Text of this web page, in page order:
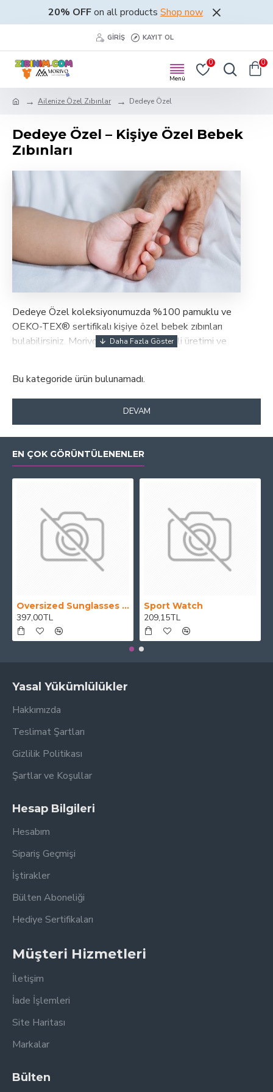
20% OFFon all products Shop now
GIRIŞ KAYIT OL
0 0
Ailenize Özel Zıbınlar Dedeye Özel
Dedeye Özel – Kişiye Özel Bebek
Zıbınları
Dedeye Özel koleksiyonumuzda %100 pamuklu ve
OEKO-TEX® sertifikalı kişiye özel bebek zıbınları
bulabilirsiniz. Morivo Tekstil’in deneyimli üretimi ve
unutulmaz bir hediye sunun. Tüm ürünlerimiz ailelerin ilk
anılarına güvenle eşlik edecek şekilde tasarlanmıştır.
Bu kategoride ürün bulunamadı.
DEVAM
EN ÇOK GÖRÜNTÜLENENLER
Oversized Sunglasses For Long Summer Days
397,00TL
Sport Watch
209,15TL
Yasal Yükümlülükler
Hakkımızda
Teslimat Şartları
Gizlilik Politikası
Şartlar ve Koşullar
Hesap Bilgileri
Hesabım
Sipariş Geçmişi
İştirakler
Bülten Aboneliği
Hediye Sertifikaları
Müşteri Hizmetleri
İletişim
İade İşlemleri
Site Haritası
Markalar
Bülten